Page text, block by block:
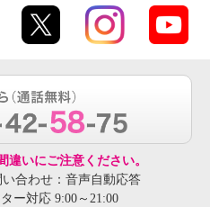
いにご注意ください。
合わせ：音声自動応答
ー対応 9:00～21:00